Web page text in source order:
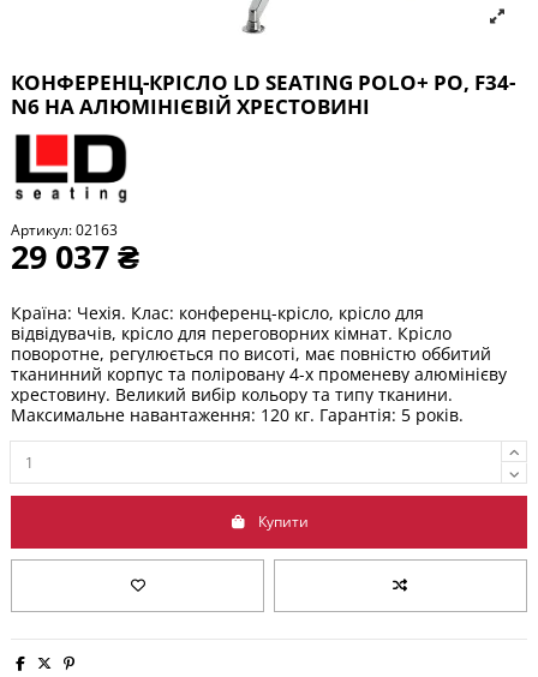
КОНФЕРЕНЦ-КРІСЛО LD SEATING POLO+ PO, F34-
N6 НА АЛЮМІНІЄВІЙ ХРЕСТОВИНІ
Артикул:02163
29 037 ₴
Країна: Чехія. Клас: конференц-крісло, крісло для
відвідувачів, крісло для переговорних кімнат. Крісло
поворотне, регулюється по висоті, має повністю оббитий
тканинний корпус та поліровану 4-х променеву алюмінієву
хрестовину. Великий вибір кольору та типу тканини.
Максимальне навантаження: 120 кг. Гарантія: 5 років.
Купити